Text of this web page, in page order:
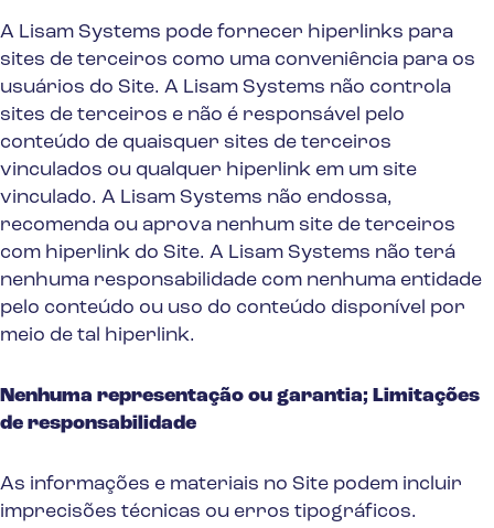
A Lisam Systems pode fornecer hiperlinks para
sites de terceiros como uma conveniência para os
usuários do Site. A Lisam Systems não controla
sites de terceiros e não é responsável pelo
conteúdo de quaisquer sites de terceiros
vinculados ou qualquer hiperlink em um site
vinculado. A Lisam Systems não endossa,
recomenda ou aprova nenhum site de terceiros
com hiperlink do Site. A Lisam Systems não terá
nenhuma responsabilidade com nenhuma entidade
pelo conteúdo ou uso do conteúdo disponível por
meio de tal hiperlink.
Nenhuma representação ou garantia; Limitações
de responsabilidade
As informações e materiais no Site podem incluir
imprecisões técnicas ou erros tipográficos.